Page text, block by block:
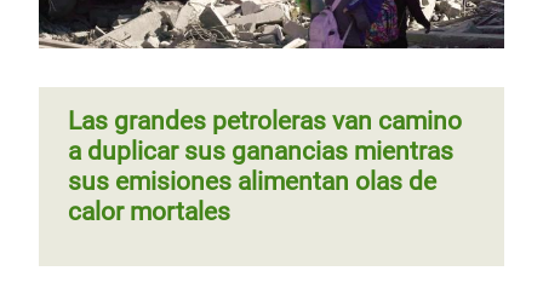
Las grandes petroleras van camino
a duplicar sus ganancias mientras
sus emisiones alimentan olas de
calor mortales